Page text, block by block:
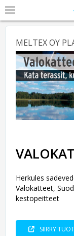
MELTEX OY
Herkules
Valokatteet,
kestopeitteet
SIIRRY